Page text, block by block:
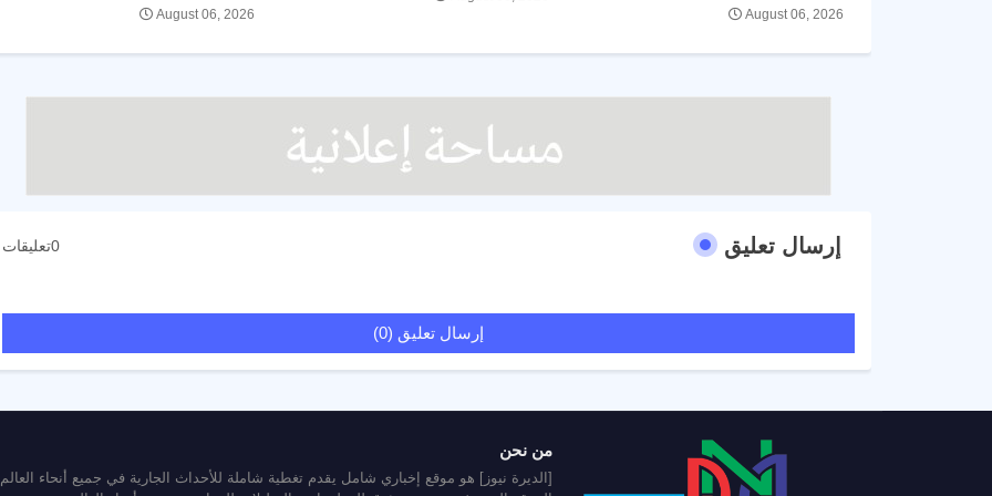
August 06, 2026
August 06, 2026
إرسال تعليق 0تعليقات
إرسال تعليق (0)
من نحن
[الديرة نيوز] هو موقع إخباري شامل يقدم تغطية شاملة للأحداث الجارية في جميع أنحاء